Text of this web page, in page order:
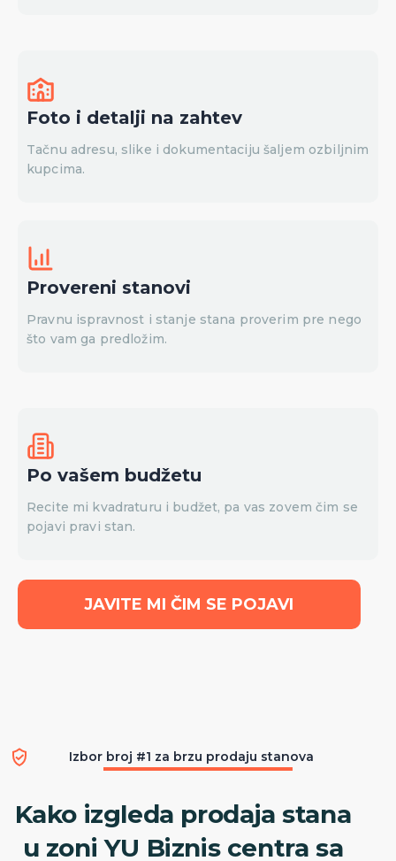
Foto i detalji na zahtev
Tačnu adresu, slike i dokumentaciju šaljem ozbiljnim
kupcima.
Provereni stanovi
Pravnu ispravnost i stanje stana proverim pre nego
što vam ga predložim.
Po vašem budžetu
Recite mi kvadraturu i budžet, pa vas zovem čim se
pojavi pravi stan.
JAVITE MI ČIM SE POJAVI
Izbor broj #1 za brzu prodaju stanova
Kako izgleda prodaja stana
u zoni YU Biznis centra sa